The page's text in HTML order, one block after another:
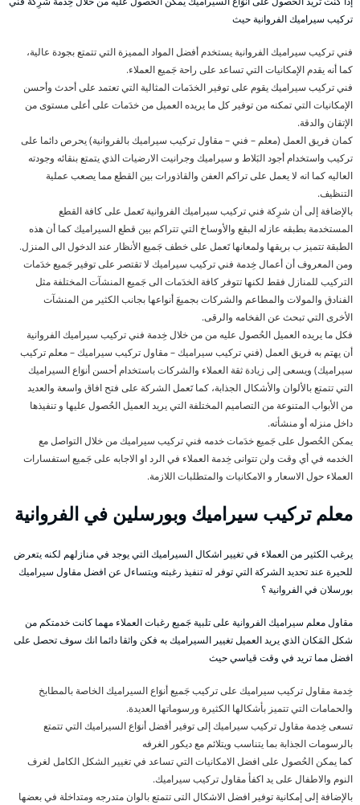
تركيب سيراميك الفروانية حيث
فني تركيب سيراميك الفروانية يستخدم أفضل المواد المميزة التي تتمتع بجودة عالية،
كما أنه يقدم الإمكانيات التي تساعد على راحة جَميع العملاء.
فني تركيب سيراميك يقوم على توفير الخدَمات المثالية التي تعتمد على أحدث وأحسن
الإمكانيات التي تمكنه من توفير كل ما يريده العميل من خدَمات على أعلى مستوى من
الإتقان والدقة.
كمان فريق العمل (معلم – فني – مقاول تركيب سيراميك بالفروانية) يحرص دائما على
تركيب واستخدام أجود البَلاط و سيراميك وجرانيت الارضيات الذي يتمتع بنقائه وجودته
العاليه كما انه لا يعمل على تراكم العفن والقاذورات بين القطع مما يصعب عملية
التنظيف.
بالإضافة إلى أن شرِكة فني تركيب سيراميك الفروانية تَعمل على كافة القطع
المستخدمة بطبقه عازله البقع والأوساخ التي تتراكم بين قطع السيراميك كما أن هذه
الطبقة تتميز ب بريقها ولمعانها تَعمل على خطف جَميع الأنظار عند الدخول الى المنزل.
ومن المعروف أن أعمال خِدمة فني تركيب سيراميك لا تقتصر على توفير جَميع خدَمات
التركيب للمنازل فقط لكنها تتوفر كافة الخدَمات الى جَميع المنشآت المختلفة مثل
الفنادق والمولات والمطاعم والشركات بجميعَ أنواعها بجانب الكثير من المنشآت
الأخرى التي تبحث عن الفخامه والرقى.
فكل ما يريده العميل الحُصول عليه من من خلال خِدمة فني تركيب سيراميك الفروانية
أن يهتم به فريق العمل (فني تركيب سيراميك – مقاول تركيب سيراميك – معلم تركيب
سيراميك) ويسعى إلى زيادة ثقة العملاء والشركات باستخدام أحسن أنوَاع السيراميك
التي تتمتع بالألوان والأشكال الجذابة، كما تَعمل الشركة على فتح افاق واسعة والعديد
من الأبواب المتنوعة من التصاميم المختلفة التي يريد العميل الحُصول عليها و تنفيذها
داخل منزله أو منشأته.
يمكن الحُصول على جَميع خدَمات خدمه فني تركيب سيراميك من خلال التواصل مع
الخدمه في أي وقت ولن تتوانى خِدمة العملاء في الرد او الاجابه على جَميع استفسارات
العملاء حول الاسعار و الامكانيات والمتطلبات اللازمة.
معلم تركيب سيراميك وبورسلين في الفروانية
يرغب الكثير من العملاء في تغيير اشكال السيراميك التي يوجد في منازلهم لكنه يتعرض
للحيرة عند تحديد الشركة التي توفر له تنفيذ رغبته ويتساءل عن افضل مقاول سيراميك
بورسلان في الفروانية ؟
مقاول معلم سيراميك الفروانية على تلبية جَميع رغبات العملاء مهما كانت خدمتكم من
شكل المَكان الذي يريد العميل تغيير السيراميك به فكن واثقا دائما انك سوف تحصل على
افضل مما تريد في وقت قياسي حيث
خِدمة مقاول تركيب سيراميك على تركيب جَميع أنوَاع السيراميك الخاصة بالمطابخ
والحمامات التي تتميز بأشكالها الكثيرة ورسوماتها العديدة.
تسعى خِدمة مقاول تركيب سيراميك إلى توفير أفضل أنوَاع السيراميك التي تتمتع
بالرسومات الجذابة بما يتناسب ويتلائم مع ديكور الغرفه
كما يمكن الحُصول على افضل الامكانيات التي تساعد في تغيير الشكل الكامل لغرف
النوم والاطفال على يد اكفأ مقاول تركيب سيراميك.
بالإضافة إلى إمكانية توفير افضل الاشكال التى تتمتع بالوان متدرجه ومتداخلة في بعضها